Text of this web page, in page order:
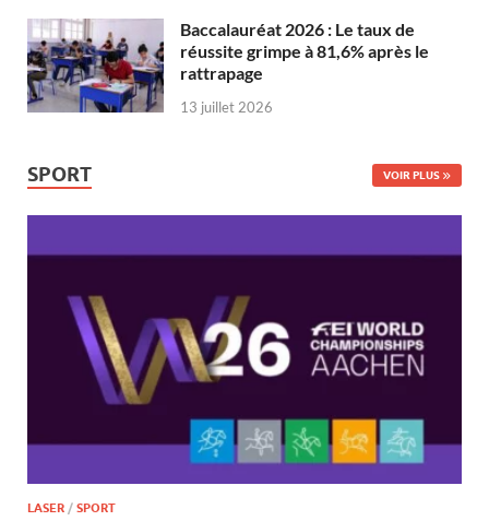
Baccalauréat 2026 : Le taux de
réussite grimpe à 81,6% après le
rattrapage
13 juillet 2026
SPORT VOIR PLUS
LASER / SPORT